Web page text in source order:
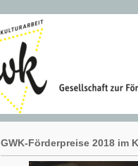
GWK-Förderpreise 2018 im